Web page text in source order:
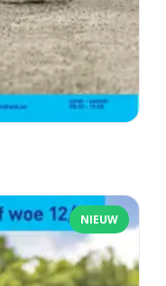
NIEUW